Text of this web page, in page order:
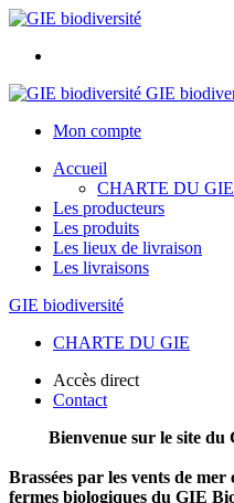
GIE
Mon compte
Accueil
CHARTE DU GIE
Les producteurs
Les produits
Les lieux de livraison
Les livraisons
GIE biodiversité
CHARTE DU GIE
Accès direct
Contact
Bienvenue sur le site du
Brassées par les vents de mer
fermes biologiques du GIE